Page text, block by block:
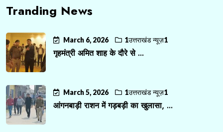
Tranding News
March 6, 2026 1उत्तराखंड न्यूज़1
गृहमंत्री अमित शाह के दौरे से ...
March 5, 2026 1उत्तराखंड न्यूज़1
आंगनबाड़ी राशन में गड़बड़ी का खुलासा, ...